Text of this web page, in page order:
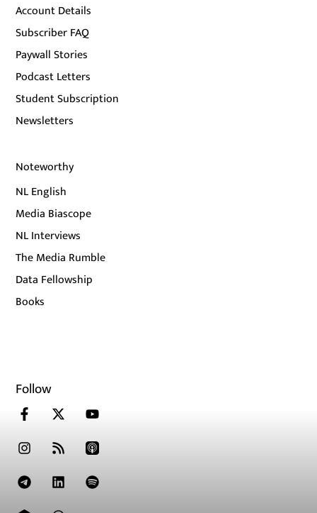
Account Details
Subscriber FAQ
Paywall Stories
Podcast Letters
Student Subscription
Newsletters
Noteworthy
NL English
Media Biascope
NL Interviews
The Media Rumble
Data Fellowship
Books
Follow